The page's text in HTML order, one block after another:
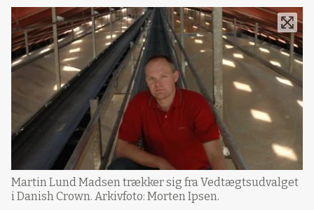
Martin Lund Madsen trækker sig fra Vedtægtsudvalget
i Danish Crown. Arkivfoto: Morten Ipsen.